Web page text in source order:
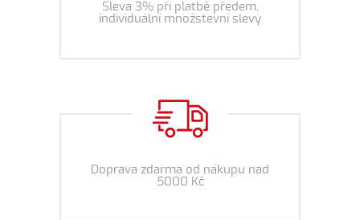
Sleva 3% při platbě předem,
individuální množstevní slevy
Doprava zdarma od nákupu nad
5000 Kč